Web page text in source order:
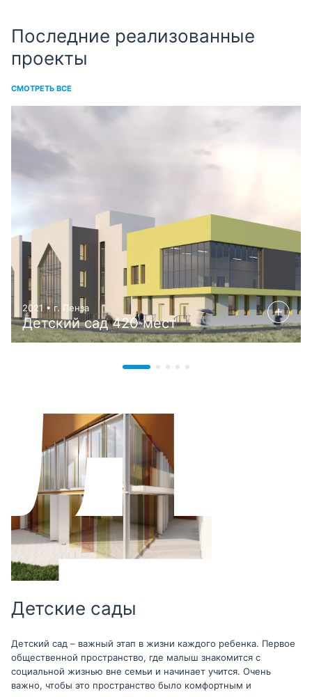
Последние реализованные
проекты
СМОТРЕТЬ ВСЕ
2021 • г. Пенза
Детский сад 420 мест
Детские сады
Детский сад – важный этап в жизни каждого ребенка. Первое
общественной пространство, где малыш знакомится с
социальной жизнью вне семьи и начинает учится. Очень
важно, чтобы это пространство было комфортным и